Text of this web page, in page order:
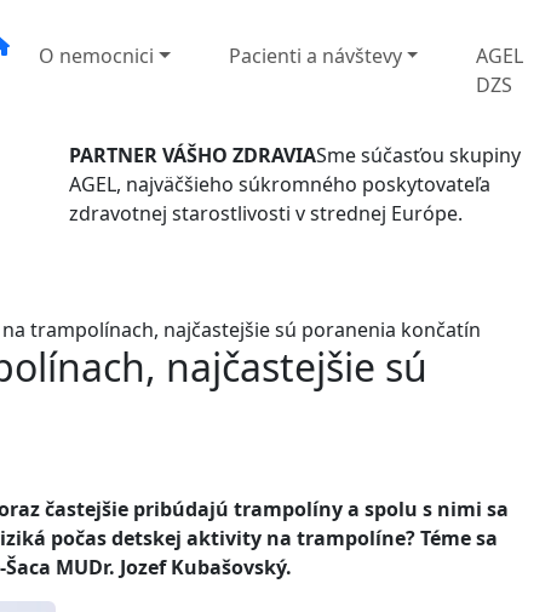
O nemocnici Pacienti a návštevy
AGEL
DZS
PARTNER VÁŠHO ZDRAVIASme súčasťou skupiny
AGEL, najväčšieho súkromného poskytovateľa
zdravotnej starostlivosti v strednej Európe.
trampolínach, najčastejšie sú poranenia končatín
najčastejšie sú
častejšie pribúdajú trampolíny a spolu s nimi sa
počas detskej aktivity na trampolíne? Téme sa
MUDr. Jozef Kubašovský.